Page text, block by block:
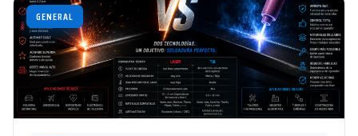
GENERAL